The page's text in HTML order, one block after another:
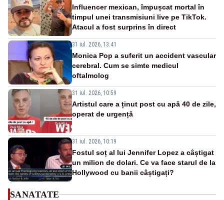
Influencer mexican, împușcat mortal în
timpul unei transmisiuni live pe TikTok.
Atacul a fost surprins în direct
31 iul. 2026, 13:41
Monica Pop a suferit un accident vascular
cerebral. Cum se simte medicul
oftalmolog
31 iul. 2026, 10:59
Artistul care a ținut post cu apă 40 de zile,
operat de urgență
31 iul. 2026, 10:19
Fostul soț al lui Jennifer Lopez a câștigat
un milion de dolari. Ce va face starul de la
Hollywood cu banii câștigați?
SANATATE